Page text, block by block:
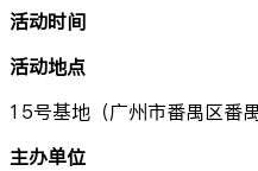
活动时间
活动地点
15号基地（广州市番禺区番
主办单位